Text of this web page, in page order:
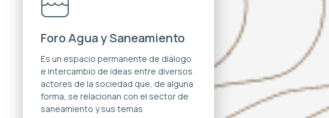
Foro Agua y Saneamiento
Es un espacio permanente de diálogo
e intercambio de ideas entre diversos
actores de la sociedad que, de alguna
forma, se relacionan con el sector de
saneamiento y sus temas